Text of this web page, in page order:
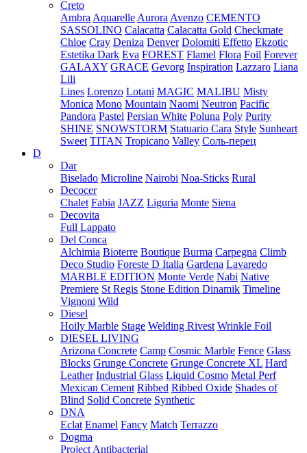
Creto
Ambra Aquarelle Aurora Avenzo CEMENTO
SASSOLINO Calacatta Calacatta Gold Checkmate
Chloe Cray Deniza Denver Dolomiti Effetto Ekzotic
Estetika Dark Eva FOREST Flamel Flora Foil Forever
GALAXY GRACE Gevorg Inspiration Lazzaro Liana
Lili
Lines Lorenzo Lotani MAGIC MALIBU Misty
Monica Mono Mountain Naomi Neutron Pacific
Pandora Pastel Persian White Poluna Poly Purity
SHINE SNOWSTORM Statuario Cara Style Sunheart
Sweet TITAN Tropicano Valley Соль-перец
D
Dar
Biselado Microline Nairobi Noa-Sticks Rural
Decocer
Chalet Fabia JAZZ Liguria Monte Siena
Decovita
Full Lappato
Del Conca
Alchimia Bioterre Boutique Burma Carpegna Climb
Deco Studio Foreste D Italia Gardena Lavaredo
MARBLE EDITION Monte Verde Nabi Native
Premiere St Regis Stone Edition Dinamik Timeline
Vignoni Wild
Diesel
Hoily Marble Stage Welding Rivest Wrinkle Foil
DIESEL LIVING
Arizona Concrete Camp Cosmic Marble Fence Glass
Blocks Grunge Concrete Grunge Concrete XL Hard
Leather Industrial Glass Liquid Cosmo Metal Perf
Mexican Cement Ribbed Ribbed Oxide Shades of
Blind Solid Concrete Synthetic
DNA
Eclat Enamel Fancy Match Terrazzo
Dogma
Project Antibacterial